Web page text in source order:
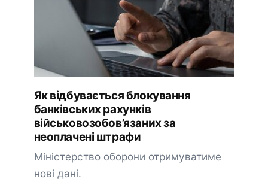
Як відбувається блокування
банківських рахунків
військовозобов’язаних за
неоплачені штрафи
Міністерство оборони отримуватиме
нові дані.